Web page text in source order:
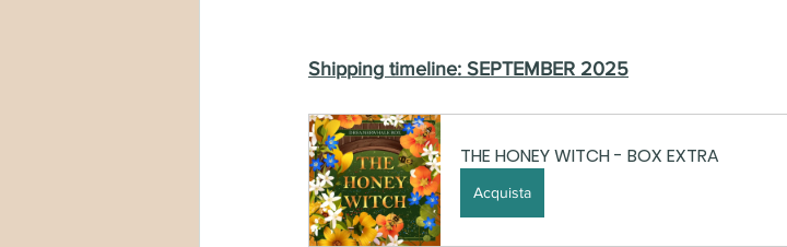
Shipping timeline: SEPTEMBER 2025
THE HONEY WITCH - BOX EXTRA
Acquista